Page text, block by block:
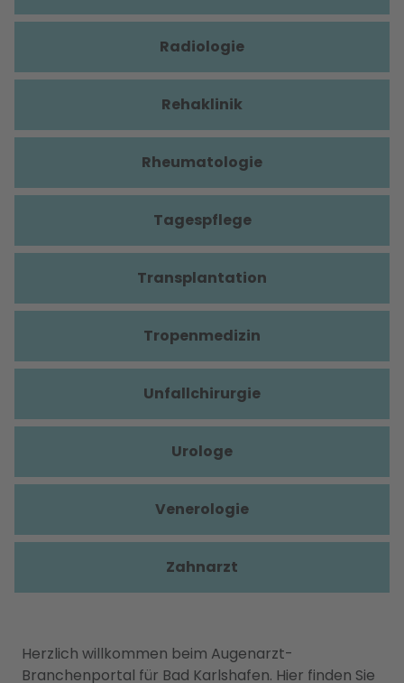
Herzlich willkommen beim Augenarzt-
Branchenportal für Bad Karlshafen. Hier finden Sie
Radiologie
Rehaklinik
Rheumatologie
Tagespflege
Transplantation
Tropenmedizin
Unfallchirurgie
Urologe
Venerologie
Zahnarzt